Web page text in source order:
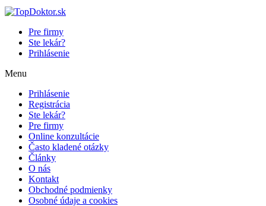
Pre firmy
Ste lekár?
Prihlásenie
Menu
Prihlásenie
Registrácia
Ste lekár?
Pre firmy
Online konzultácie
Často kladené otázky
Články
O nás
Kontakt
Obchodné podmienky
Osobné údaje a cookies